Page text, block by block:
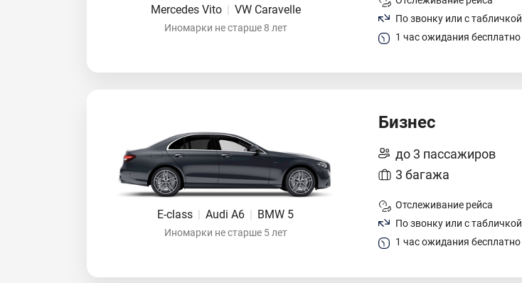
Mercedes Vito | VW Caravelle
Иномарки не старше 8 лет
По звонку или с табличкой
1 час ожидания бесплатно
E-class | Audi A6 | BMW 5
Иномарки не старше 5 лет
Бизнес
до 3 пассажиров
3 багажа
Отслеживание рейса
По звонку или с табличкой
1 час ожидания бесплатно